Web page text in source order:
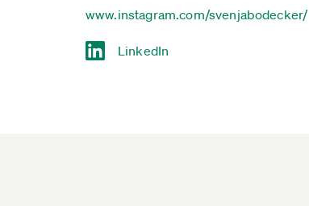
www.instagram.com/svenjabodecker/
LinkedIn